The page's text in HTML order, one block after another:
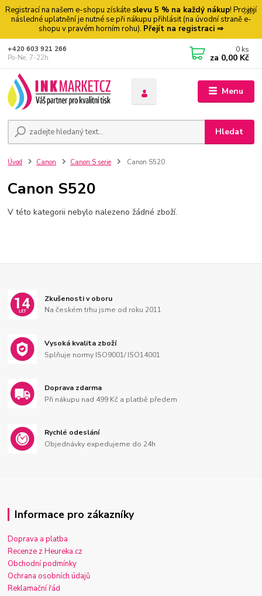
Registrací na našem e-shopu získáte slevu 5 % na každý nákup! Pro její
následné uplatnění je nutné se při nákupu přihlásit (na úvodní straně e-
shopu v pravém horním rohu). Přejít na registraci ⇒
Menu
Hledat
+420 603 921 266
Po-Ne, 7-22h
0 ks
za 0,00 Kč
Úvod Canon Canon S serie Canon S520
Canon S520
V této kategorii nebylo nalezeno žádné zboží.
Zkušenosti v oboru
Na českém trhu jsme od roku 2011
Vysoká kvalita zboží
Splňuje normy ISO9001/ ISO14001
Doprava zdarma
Při nákupu nad 499 Kč a platbě předem
Rychlé odeslání
Objednávky expedujeme do 24h
Informace pro zákazníky
Doprava a platba
Recenze z Heureka.cz
Obchodní podmínky
Ochrana osobních údajů
Reklamační řád